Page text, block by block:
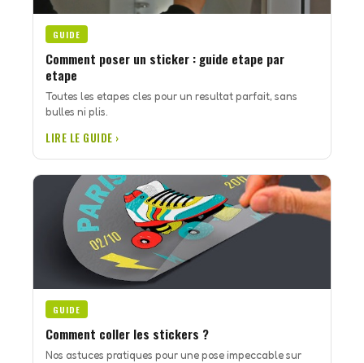
GUIDE
Comment poser un sticker : guide etape par
etape
Toutes les etapes cles pour un resultat parfait, sans
bulles ni plis.
LIRE LE GUIDE ›
GUIDE
Comment coller les stickers ?
Nos astuces pratiques pour une pose impeccable sur